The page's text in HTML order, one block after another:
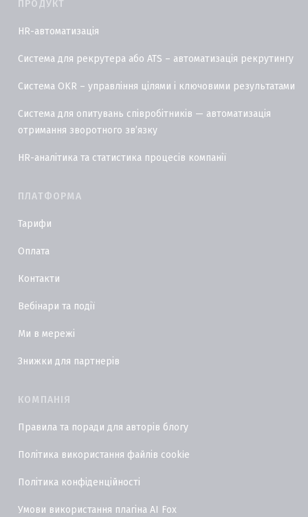
ПРОДУКТ
HR-автоматизація
Система для рекрутера або ATS – автоматизація рекрутингу
Система OKR – управління цілями і ключовими результатами
Система для опитувань співробітників — автоматизація
отримання зворотного звʼязку
HR-аналітика та статистика процесів компанії
ПЛАТФОРМА
Тарифи
Оплата
Контакти
Вебінари та події
Ми в мережі
Знижки для партнерів
КОМПАНІЯ
Правила та поради для авторів блогу
Політика використання файлів cookie
Політика конфіденційності
Умови використання плагіна AI Fox